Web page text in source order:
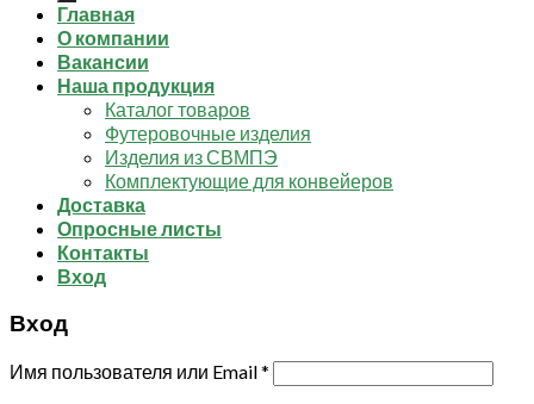
Главная
О компании
Вакансии
Наша продукция
Каталог товаров
Футеровочные изделия
Изделия из СВМПЭ
Комплектующие для конвейеров
Доставка
Опросные листы
Контакты
Вход
Вход
Имя пользователя или Email*